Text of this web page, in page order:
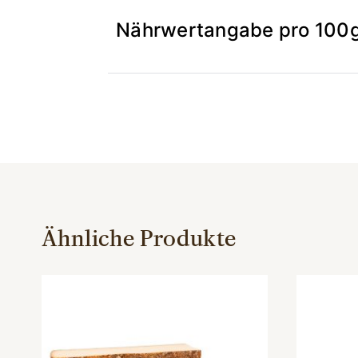
Nährwertangabe pro
Ähnliche Produkte